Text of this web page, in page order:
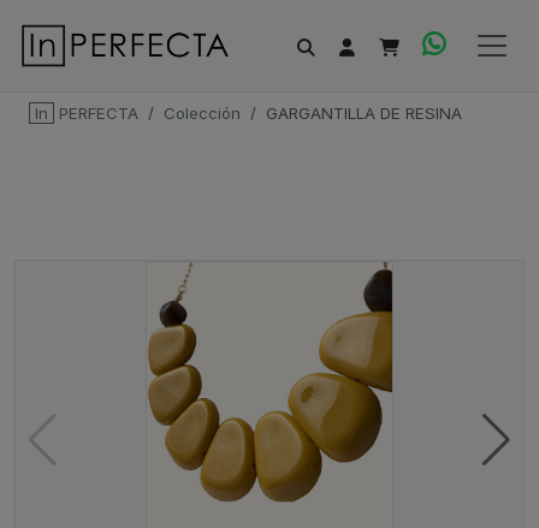
In PERFECTA Colección GARGANTILLA DE RESINA